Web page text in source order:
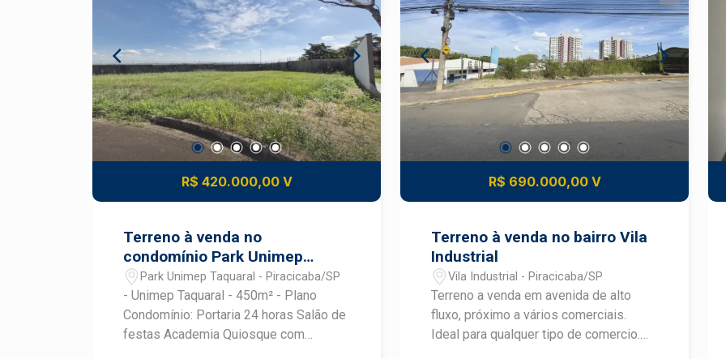
completo Localização privilegiada
Qualidade de vida, conforto e
exclusividade em um só lugar. Ideal
para quem busca morar bem com
tranquilidade e segurança!
R$ 420.000,00 V
Terreno à venda no
condomínio Park Unimep
Taquaral
Park Unimep Taquaral - Piracicaba/SP
- Unimep Taquaral - 450m² - Plano
Condomínio: Portaria 24 horas Salão de
festas Academia Quiosque com
R$ 690.000,00 V
Terreno à venda no bairro Vila
Industrial
Vila Industrial - Piracicaba/SP
Terreno a venda em avenida de alto
fluxo, próximo a vários comerciais.
Ideal para qualquer tipo de comercio.